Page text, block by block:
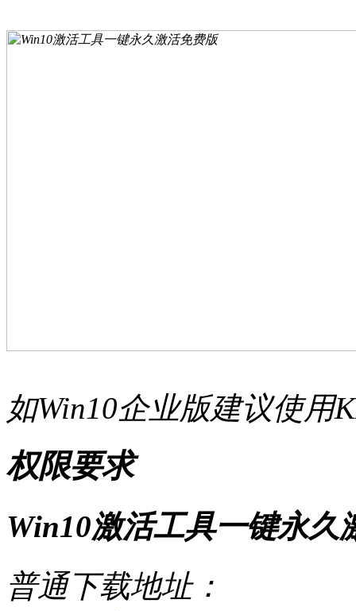
如Win10企业版建议使用
权限要求
Win10激活工具一键永久
普通下载地址：